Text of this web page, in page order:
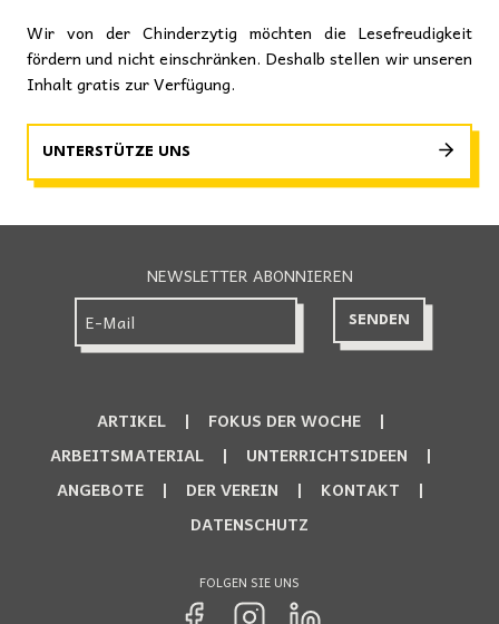
Wir von der Chinderzytig möchten die Lesefreudigkeit
fördern und nicht einschränken. Deshalb stellen wir unseren
Inhalt gratis zur Verfügung.
UNTERSTÜTZE UNS
NEWSLETTER ABONNIEREN
ARTIKEL
FOKUS DER WOCHE
ARBEITSMATERIAL
UNTERRICHTSIDEEN
ANGEBOTE
DER VEREIN
KONTAKT
DATENSCHUTZ
FOLGEN SIE UNS